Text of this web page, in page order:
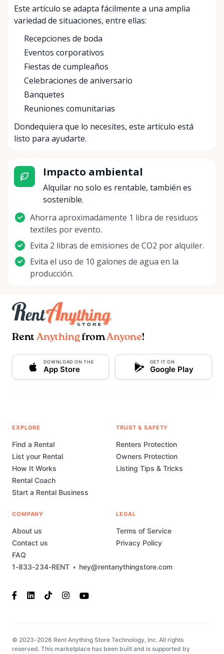
Este artículo se adapta fácilmente a una amplia
variedad de situaciones, entre ellas:
Recepciones de boda
Eventos corporativos
Fiestas de cumpleaños
Celebraciones de aniversario
Banquetes
Reuniones comunitarias
Dondequiera que lo necesites, este artículo está
listo para ayudarte.
Impacto ambiental
Alquilar no solo es rentable, también es
sostenible.
Ahorra aproximadamente 1 libra de residuos
textiles por evento.
Evita 2 libras de emisiones de CO2 por alquiler.
Evita el uso de 10 galones de agua en la
producción.
Rent AnythingfromAnyone!
DOWNLOAD ON THE
App Store
GET IT ON
Google Play
1-833-234-RENT • hey@rentanythingstore.com
EXPLORE
Find a Rental
List your Rental
How It Works
Rental Coach
Start a Rental Business
TRUST & SAFETY
Renters Protection
Owners Protection
Listing Tips & Tricks
COMPANY
About us
Contact us
FAQ
LEGAL
Terms of Service
Privacy Policy
© 2023-2026 Rent Anything Store Technology, Inc. All rights
reserved. This marketplace has been built and is supported by